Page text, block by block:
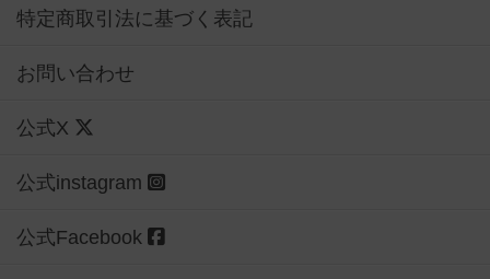
特定商取引法に基づく表記
お問い合わせ
公式X
公式instagram
公式Facebook